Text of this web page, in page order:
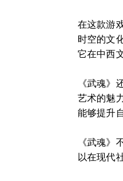
在这款游
时空的文
它在中西
《武魂》
艺术的魅
能够提升
《武魂》
以在现代